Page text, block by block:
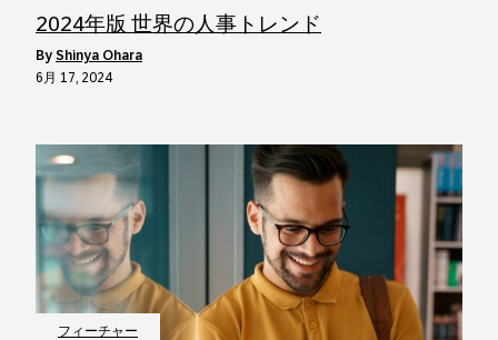
2024年版 世界の人事トレンド
by Shinya Ohara
6月 17, 2024
フィーチャー